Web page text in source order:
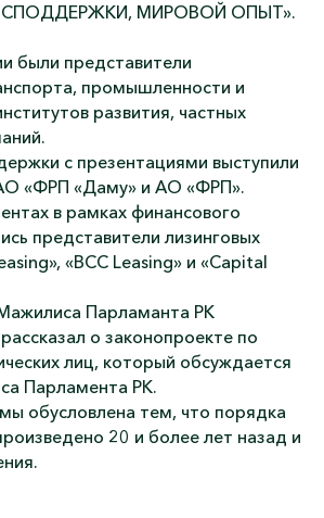
МИРОВОЙ ОПЫТ».
были представители
промышленности и
развития, частных
с презентациями выступили
«ФРП «Даму» и АО «ФРП».
в рамках финансового
представители лизинговых
«BCC Leasing» и «Capital
Парламанта РК
о законопроекте по
лиц, который обсуждается
Парламента РК.
обусловлена тем, что порядка
20 и более лет назад и